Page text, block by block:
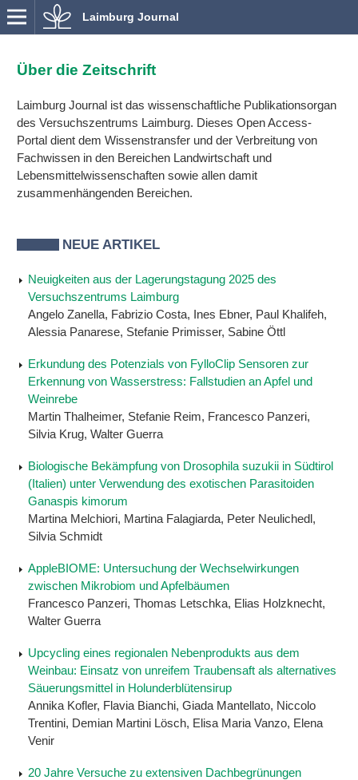
Laimburg Journal
Über die Zeitschrift
Laimburg Journal ist das wissenschaftliche Publikationsorgan
des Versuchszentrums Laimburg. Dieses Open Access-
Portal dient dem Wissenstransfer und der Verbreitung von
Fachwissen in den Bereichen Landwirtschaft und
Lebensmittelwissenschaften sowie allen damit
zusammenhängenden Bereichen.
NEUE ARTIKEL
Neuigkeiten aus der Lagerungstagung 2025 des
Versuchszentrums Laimburg
Angelo Zanella, Fabrizio Costa, Ines Ebner, Paul Khalifeh,
Alessia Panarese, Stefanie Primisser, Sabine Öttl
Erkundung des Potenzials von FylloClip Sensoren zur
Erkennung von Wasserstress: Fallstudien an Apfel und
Weinrebe
Martin Thalheimer, Stefanie Reim, Francesco Panzeri,
Silvia Krug, Walter Guerra
Biologische Bekämpfung von Drosophila suzukii in Südtirol
(Italien) unter Verwendung des exotischen Parasitoiden
Ganaspis kimorum
Martina Melchiori, Martina Falagiarda, Peter Neulichedl,
Silvia Schmidt
AppleBIOME: Untersuchung der Wechselwirkungen
zwischen Mikrobiom und Apfelbäumen
Francesco Panzeri, Thomas Letschka, Elias Holzknecht,
Walter Guerra
Upcycling eines regionalen Nebenprodukts aus dem
Weinbau: Einsatz von unreifem Traubensaft als alternatives
Säuerungsmittel in Holunderblütensirup
Annika Kofler, Flavia Bianchi, Giada Mantellato, Niccolo
Trentini, Demian Martini Lösch, Elisa Maria Vanzo, Elena
Venir
20 Jahre Versuche zu extensiven Dachbegrünungen